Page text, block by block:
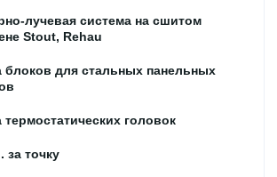
лучевая система на сшитом
Stout, Rehau
блоков для стальных панельных
термостатических головок
за точку